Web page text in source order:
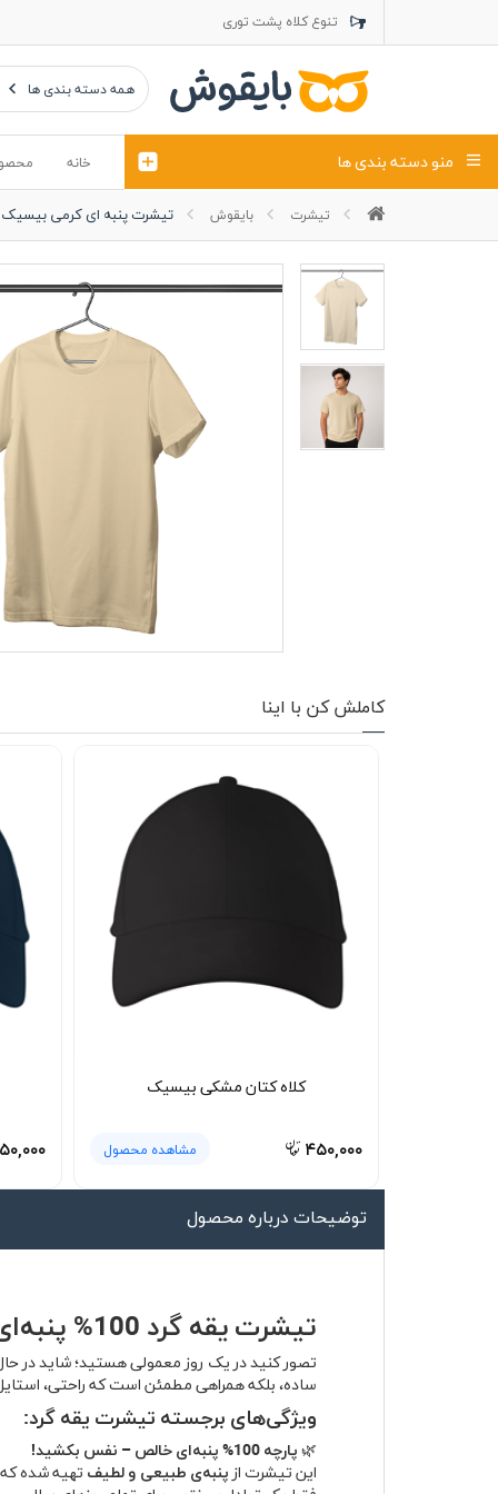
تنوع کلاه پشت توری
تنوع کلاه کتان
تنوع تراول ماک
همه دسته بندی ها
خانه منو دسته بندی ها
پولوشرت آستین بلند
گردنی کلاه شو
تیشرت بایقوش تیشرت پنبه ای کرمی بیسیک
کاملش کن با اینا
کلاه کتان مشکی بیسیک
۴۵۰,۰۰۰ مشاهده محصول
توضیحات درباره محصول
تیشرت یقه گرد 100% پنبه‌ای – راحتی بی‌نقص، استایل بی‌دغدغه
تصور کنید در یک روز معمولی هستید؛ شاید در
ساده، بلکه همراهی مطمئن است که راحتی،
ویژگی‌های برجسته تیشرت یقه گرد:
🌿 پارچه 100% پنبه‌ای خالص – نفس بکشید!
این تیشرت از پنبه‌ی طبیعی و لطیف تهیه شده